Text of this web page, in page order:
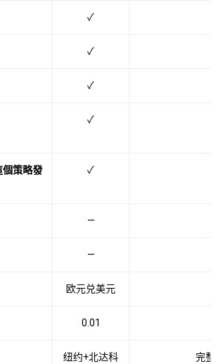
✓
✓
✓
✓
策略發
✓
—
—
欧元兑美元
0.01
纽约+北达科
完整